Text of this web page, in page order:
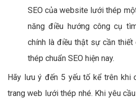
SEO của website lưới thép
năng điều hướng công cụ
chính là điều thật sự cần
thép chuẩn SEO hiện nay.
Hãy lưu ý đến 5 yếu tố kể trên khi
trang web lưới thép nhé. Khi yêu